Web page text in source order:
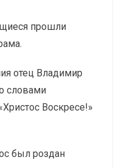
прошли
отец Владимир
словами
Воскресе!»
был роздан